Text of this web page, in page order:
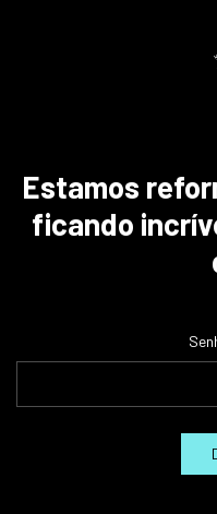
Estamos
ficando